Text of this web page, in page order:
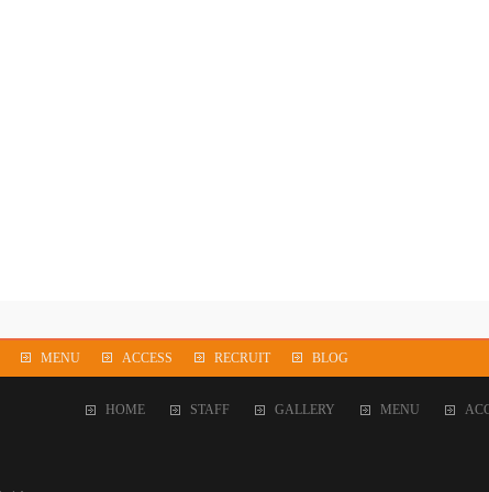
MENU ACCESS RECRUIT BLOG
HOME STAFF GALLERY MENU